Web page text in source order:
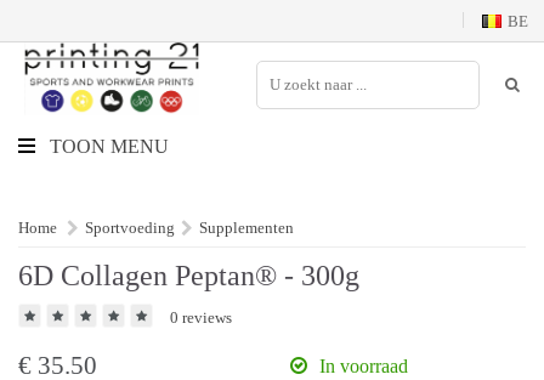
BE
TOON MENU
Home Sportvoeding Supplementen
6D Collagen Peptan® - 300g
0 reviews
€ 35.50 In voorraad